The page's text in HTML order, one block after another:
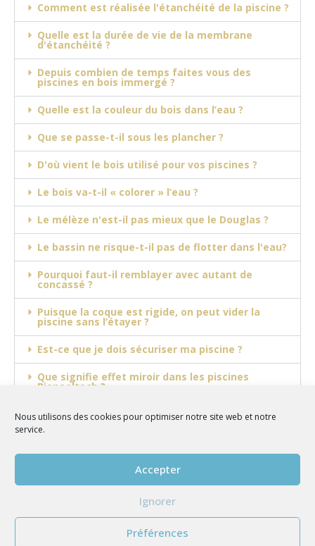
Nous utilisons des cookies pour optimiser notre site web et notre
service.
Accepter
Ignorer
Préférences
Comment est réalisée l'étanchéité de la piscine ?
Quelle est la durée de vie de la membrane
d'étanchéité ?
Depuis combien de temps faites vous des
piscines en bois immergé ?
Quelle est la couleur du bois dans l’eau ?
Que se passe-t-il sous les plancher ?
D'où vient le bois utilisé pour vos piscines ?
Le bois va-t-il « colorer » l’eau ?
Le mélèze n'est-il pas mieux que le Douglas ?
Le bassin ne risque-t-il pas de flotter dans l'eau?
Pourquoi faut-il remblayer avec autant de
concassé ?
Puisque la coque est rigide, on peut vider la
piscine sans l’étayer ?
Est-ce que je dois sécuriser ma piscine ?
Que signifie effet miroir dans les piscines
Biopooltech ?
Questions fréquemment posées
sur nos filtrations connectées
Faut-il nettoyer le bassin lorsqu'il est
équipé d'une filtration BioPoolSafe ?